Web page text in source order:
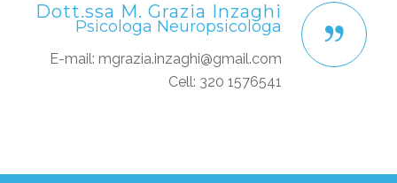
Dott.ssa M. Grazia Inzaghi
Psicologa Neuropsicologa
E-mail: mgrazia.inzaghi@gmail.com
Cell: 320 1576541